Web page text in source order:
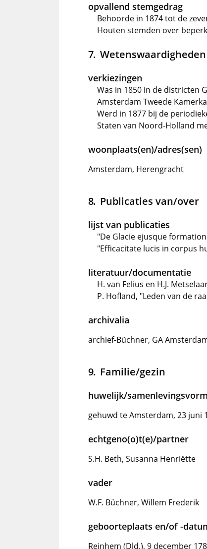
opvallend stemgedrag
Behoorde in 1874 tot de
Houten stemden over
Wetenswaardigheden
verkiezingen
Was in 1850 in de districten
Amsterdam Tweede
Werd in 1877 bij de
Staten van Noord-Holland
woonplaats(en)/adres(sen)
Amsterdam, Herengracht
Publicaties van/over
lijst van publicaties
"De Glacie ejusque
"Efficacitate lucis in corpus
literatuur/documentatie
H. van Felius en H.J.
P. Hofland, "Leden van de
archivalia
archief-Büchner, GA
Familie/gezin
huwelijk/samenlevingsvorm
gehuwd te Amsterdam, 23 juni
echtgeno(o)t(e)/partner
S.H. Beth, Susanna Henriëtte
vader
W.F. Büchner, Willem Frederik
geboorteplaats en/of -
Reinhem (Dld.), 9 december